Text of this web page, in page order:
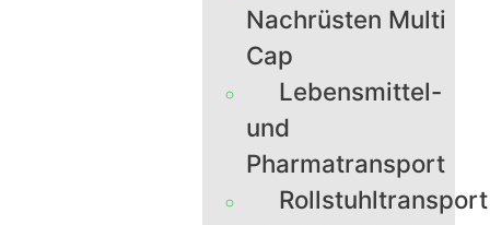
Nachrüsten Multi
Cap
Lebensmittel-
und
Pharmatransport
Rollstuhltransport